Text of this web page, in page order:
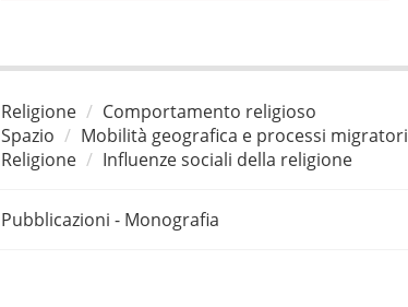
Religione
Comportamento religioso
Spazio
Mobilità geografica e processi migratori
Religione
Influenze sociali della religione
Pubblicazioni - Monografia